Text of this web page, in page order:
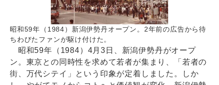
昭和59年（1984）新潟伊勢丹オープン。2年前の広告から待
ちわびたファンが駆け付けた。
昭和59年（1984）4月3日、新潟伊勢丹がオープ
ン。東京との同時性を求めて若者が集まり、「若者の
街、万代シテイ」という印象が定着しました。しか